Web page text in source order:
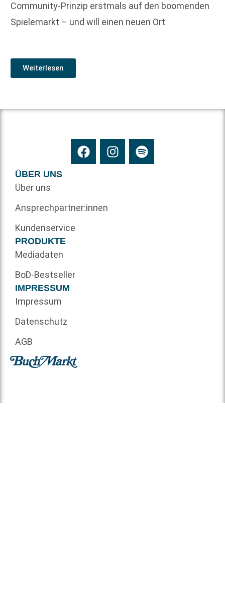
Community-Prinzip erstmals auf den boomenden
Spielemarkt – und will einen neuen Ort
Weiterlesen
ÜBER UNS
Über uns
Ansprechpartner:innen
Kundenservice
PRODUKTE
Mediadaten
BoD-Bestseller
IMPRESSUM
Impressum
Datenschutz
AGB